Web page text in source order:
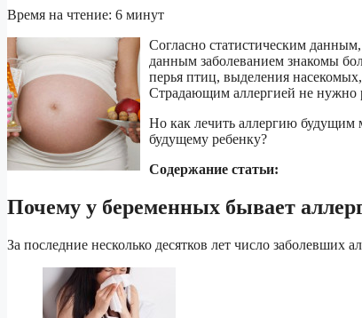
Время на чтение: 6 минут
Согласно статистическим
данным заболеванием знакомы
перья птиц, выделения
Страдающим аллергией не нужно
Но как лечить аллергию
будущему ребенку?
Содержание статьи:
Почему у беременных бывает
За последние несколько десятков лет число заболевших